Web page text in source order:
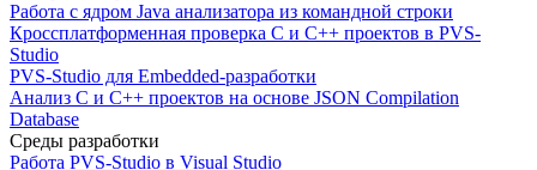
Работа с ядром Java анализатора из командной строки
Кроссплатформенная проверка C и C++ проектов в PVS-
Studio
PVS-Studio для Embedded-разработки
Анализ C и C++ проектов на основе JSON Compilation
Database
Среды разработки
Работа PVS-Studio в Visual Studio